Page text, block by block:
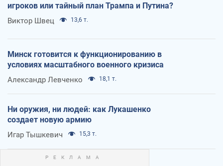
игроков или тайный план Трампа и Путина?
Виктор Швец 13,6 т.
Минск готовится к функционированию в
условиях масштабного военного кризиса
Александр Левченко 18,1 т.
Ни оружия, ни людей: как Лукашенко
создает новую армию
Игар Тышкевич 15,3 т.